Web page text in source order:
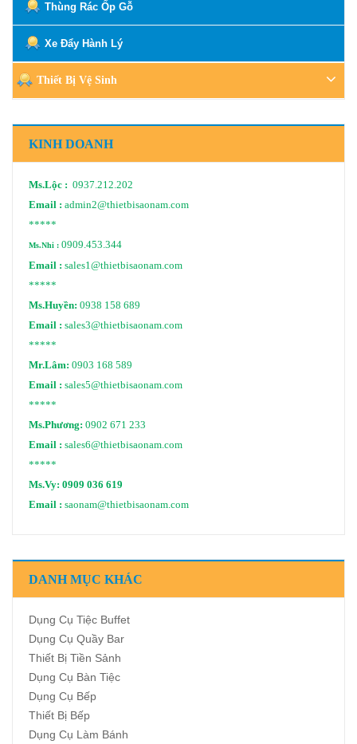
Thùng Rác Ốp Gỗ
Xe Đẩy Hành Lý
Thiết Bị Vệ Sinh
KINH DOANH
Ms.Lộc : 0937.212.202
Email : admin2@thietbisaonam.com
*****
Ms.Nhi : 0909.453.344
Email : sales1@thietbisaonam.com
*****
Ms.Huyền: 0938 158 689
Email : sales3@thietbisaonam.com
*****
Mr.Lâm: 0903 168 589
Email : sales5@thietbisaonam.com
*****
Ms.Phương: 0902 671 233
Email : sales6@thietbisaonam.com
*****
Ms.Vy: 0909 036 619
Email : saonam@thietbisaonam.com
DANH MỤC KHÁC
Dụng Cụ Tiệc Buffet
Dụng Cụ Quầy Bar
Thiết Bị Tiền Sảnh
Dụng Cụ Bàn Tiệc
Dụng Cụ Bếp
Thiết Bị Bếp
Dụng Cụ Làm Bánh